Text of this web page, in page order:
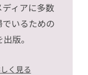
ィアに多数
いるための
版。
く見る